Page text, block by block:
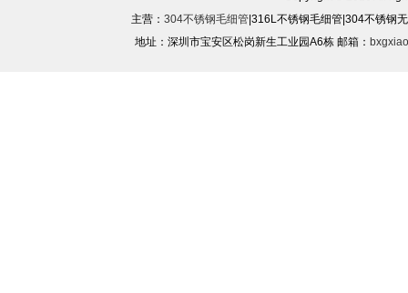
主营： 304不锈钢毛细管|316L不锈钢毛细管|304不锈钢
地址：深圳市宝安区松岗新生工业园A6栋 邮箱：